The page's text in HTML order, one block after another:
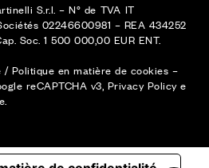
S.r.l. – N° de TVA IT
02246600981 – REA 434252
Soc. 1 500 000,00 EUR ENT.
/ Politique en matière de cookies –
reCAPTCHA v3, Privacy Policye